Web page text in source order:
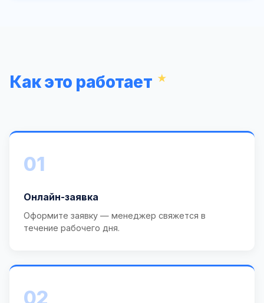
Как это работает
01
Онлайн-заявка
Оформите заявку — менеджер свяжется в
течение рабочего дня.
02